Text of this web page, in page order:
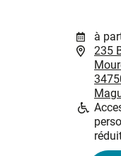
à
235